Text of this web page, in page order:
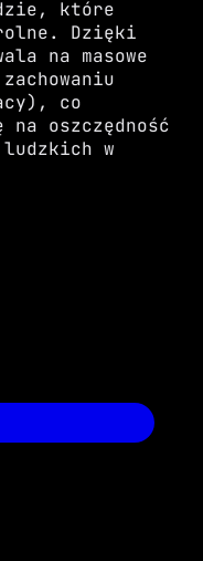
które
Dzięki
na masowe
co
oszczędność
w